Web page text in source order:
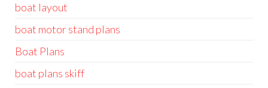
boat layout
boat motor stand plans
Boat Plans
boat plans skiff